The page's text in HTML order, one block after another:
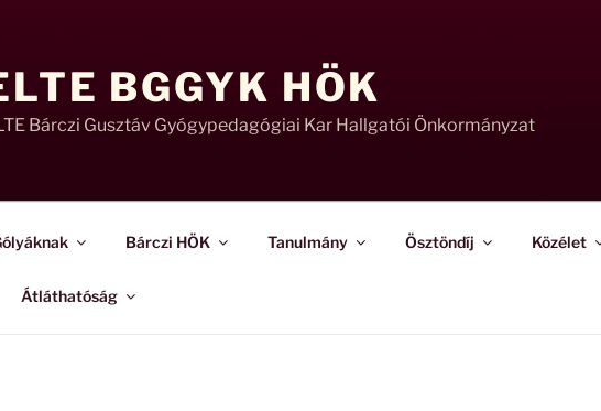
BGGYK HÖK
Bárczi Gusztáv Gyógypedagógiai Kar Hallgatói Önkormányzat
Bárczi HÖK Tanulmány Ösztöndíj Közélet
Átláthatóság